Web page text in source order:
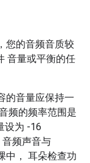
您的音频音质较
音量或平衡的任
的音量应保持一
频的频率范围是
设为 -16
音频声音与
中， 耳朵检查功